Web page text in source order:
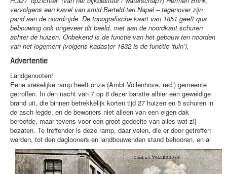
vervolgens een kavel van smid Berteld ten Napel – tegenover zijn
pand aan de noordzijde. De topografische kaart van 1851 geeft qua
bebouwing ook ongeveer dit beeld, met aan de noordkant schuren
achter de huizen. Onbekend is de functie van het gebouw ten noorden
van het logement (volgens kadaster 1832 is de functie ‘tuin’).
Advertentie
Landgenooten!
Eene vreselijke ramp heeft onze (Ambt Vollenhove, red.) gemeente
getroffen. In den nacht van 7 op 8 dezer barstte alhier een geweldige
brand uit, die binnen betrekkelijk korten tijd 27 huizen en 5 schuren in
de asch legde, en de bewoners niet alleen van een eigen dak
beroofde, maar tevens voor een groot gedeelte van alles wat zij
bezaten. Te treffender is deze ramp, daar velen, die er door getroffen
werden, tot den daglooners en landbouwenden stand behooren, en al